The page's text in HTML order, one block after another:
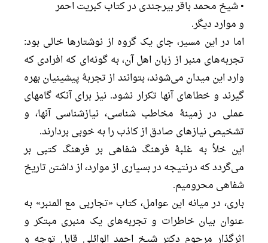
• شیخ محمد باقر بیرجندی در کتاب کبریت احمر
و موارد دیگر.
اما در این مسیر، جای یک گروه از نوشتارها خالی بود:
تجربه‌های منبر از زبان اهل آن، به گونه‌ای که افرادی که
وارد این میدان می‌شوند، بتوانند از تجربۀ پیشینیان بهره
گیرند و خطاهای آنها تکرار نشود. نیز برای آنکه گامهای
عملی در زمینۀ مخاطب شناسی، نیازشناسی آنها، و
تشخیص نیازهای صادق از کاذب را به خوبی بردارند.
این خلأ به غلبۀ فرهنگ شفاهی بر فرهنگ کتبی بر
می‌گردد که درنتیجه در بسیاری از موارد، از داشتن تاریخ
شفاهی محرومیم.
باری، در میانه این عوامل، کتاب «تجاربی مع المنبر» به
عنوان بیان خاطرات و تجربه‌های یک منبری مبتکر و
اثرگذار مرحوم دکتر شیخ احمد الوائلی قابل توجه و